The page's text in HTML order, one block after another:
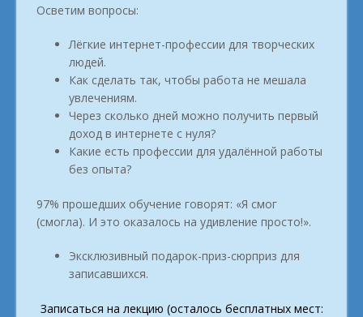
Осветим вопросы:
Лёгкие интернет-профессии для творческих
людей.
Как сделать так, чтобы работа не мешала
увлечениям.
Через сколько дней можно получить первый
доход в интернете с нуля?
Какие есть профессии для удалённой работы
без опыта?
97% прошедших обучение говорят: «Я смог
(смогла). И это оказалось на удивление просто!».
Эксклюзивный подарок-приз-сюрприз для
записавшихся.
Записаться на лекцию (осталось бесплатных мест: